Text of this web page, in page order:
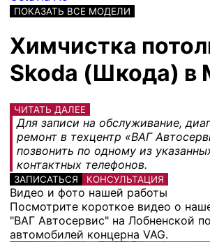
ПОКАЗАТЬ ВСЕ МОДЕЛИ
Химчистка
Skoda (Шкода) в
ЧИТАТЬ ДАЛЕЕ
Для записи на обслуживание,
ремонт в техцентр «ВАГ
позвонить по одному из
контактных телефонов.
ЗАПИСАТЬСЯ КОНСУЛЬТАЦИЯ
Видео и фото нашей работы
Посмотрите короткое видео о
"ВАГ Автосервис" на Лобненской
автомобилей концерна VAG.